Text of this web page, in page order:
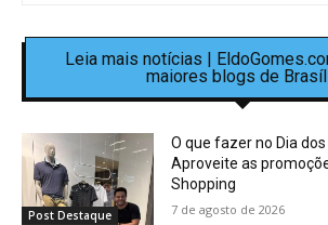
Leia mais notícias |
maiores blogs de
Post Destaque
O que fazer no Dia
Aproveite as
Shopping
7 de agosto de 2026